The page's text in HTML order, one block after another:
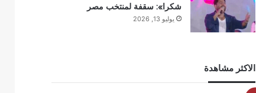
شكرا»: سقفة لمنتخب مصر
يوليو 13, 2026
الاكثر مشاهدة